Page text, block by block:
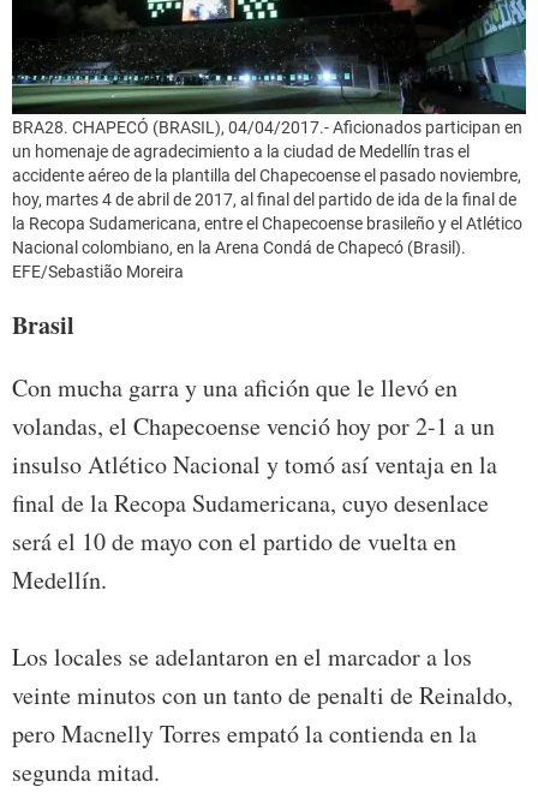
BRA28. CHAPECÓ (BRASIL), 04/04/2017.- Aficionados participan en
un homenaje de agradecimiento a la ciudad de Medellín tras el
accidente aéreo de la plantilla del Chapecoense el pasado noviembre,
hoy, martes 4 de abril de 2017, al final del partido de ida de la final de
la Recopa Sudamericana, entre el Chapecoense brasileño y el Atlético
Nacional colombiano, en la Arena Condá de Chapecó (Brasil).
EFE/Sebastião Moreira
Brasil
Con mucha garra y una afición que le llevó en
volandas, el Chapecoense venció hoy por 2-1 a un
insulso Atlético Nacional y tomó así ventaja en la
final de la Recopa Sudamericana, cuyo desenlace
será el 10 de mayo con el partido de vuelta en
Medellín.
Los locales se adelantaron en el marcador a los
veinte minutos con un tanto de penalti de Reinaldo,
pero Macnelly Torres empató la contienda en la
segunda mitad.